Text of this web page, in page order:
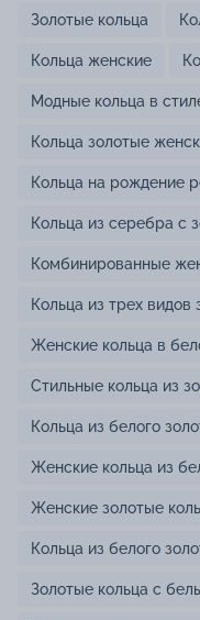
Золотые кольца
Кольца женские
Модные кольца в
Кольца золотые
Кольца на рождение
Кольца из серебра с
Комбинированные
Кольца из трех видов
Женские кольца в
Стильные кольца из
Кольца из белого
Женские кольца из
Женские золотые
Кольца из белого
Золотые кольца с